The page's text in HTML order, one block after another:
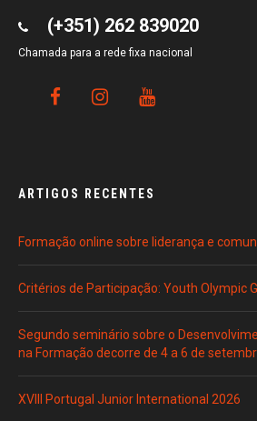
(+351) 262 839020
Chamada para a rede fixa nacional
ARTIGOS RECENTES
Formação online sobre liderança e
Critérios de Participação: Youth Olympic
Segundo seminário sobre o
na Formação decorre de 4 a 6 de
XVIII Portugal Junior International 2026